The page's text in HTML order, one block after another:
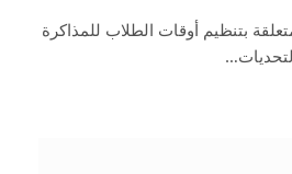
بتنظيم أوقات الطلاب للمذاكرة